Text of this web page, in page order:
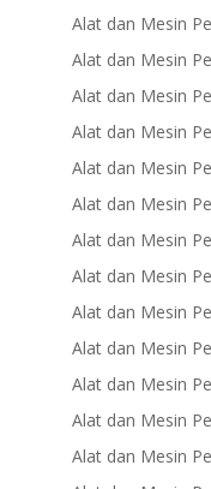
Alat dan Mesin
Alat dan Mesin
Alat dan Mesin
Alat dan Mesin
Alat dan Mesin
Alat dan Mesin
Alat dan Mesin
Alat dan Mesin
Alat dan Mesin
Alat dan Mesin
Alat dan Mesin
Alat dan Mesin
Alat dan Mesin